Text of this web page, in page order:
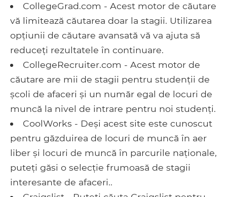
CollegeGrad.com - Acest motor de căutare
vă limitează căutarea doar la stagii. Utilizarea
opțiunii de căutare avansată vă va ajuta să
reduceți rezultatele în continuare.
CollegeRecruiter.com - Acest motor de
căutare are mii de stagii pentru studenții de
școli de afaceri și un număr egal de locuri de
muncă la nivel de intrare pentru noi studenți.
CoolWorks - Deși acest site este cunoscut
pentru găzduirea de locuri de muncă în aer
liber și locuri de muncă în parcurile naționale,
puteți găsi o selecție frumoasă de stagii
interesante de afaceri..